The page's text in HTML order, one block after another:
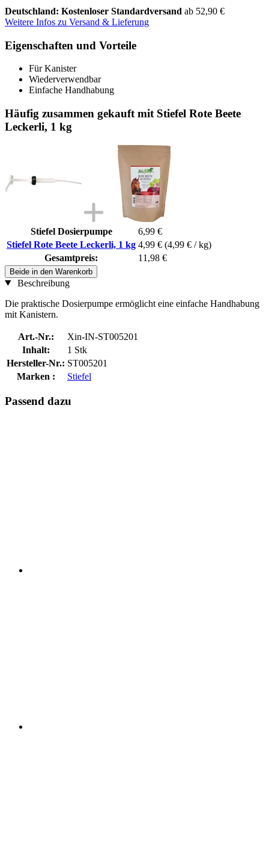
Deutschland: Kostenloser Standardversand ab 52,90 €
Weitere Infos zu Versand & Lieferung
Eigenschaften und Vorteile
Für Kanister
Wiederverwendbar
Einfache Handhabung
Häufig zusammen gekauft mit Stiefel Rote Beete
Leckerli, 1 kg
Stiefel Dosierpumpe
6,99 €
Stiefel Rote Beete Leckerli, 1 kg 4,99 € (4,99 € / kg)
Gesamtpreis:
11,98 €
Beide in den Warenkorb
Beschreibung
Die praktische Dosierpumpe ermöglicht eine einfache Handhabung
mit Kanistern.
Art.-Nr.:
Xin-IN-ST005201
Inhalt:
1 Stk
Hersteller-Nr.: ST005201
Marken :
Stiefel
Passend dazu